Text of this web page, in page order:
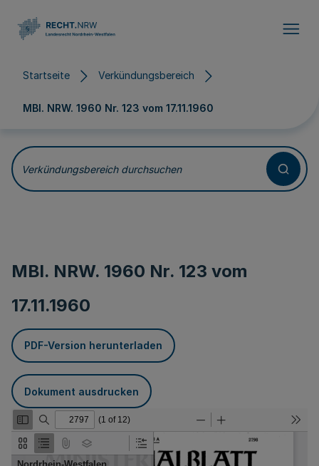
Startseite Verkündungsbereich
MBl. NRW. 1960 Nr. 123 vom 17.11.1960
Verkündungsbereich durchsuchen
MBl. NRW. 1960 Nr. 123 vom
17.11.1960
PDF-Version herunterladen
Dokument ausdrucken